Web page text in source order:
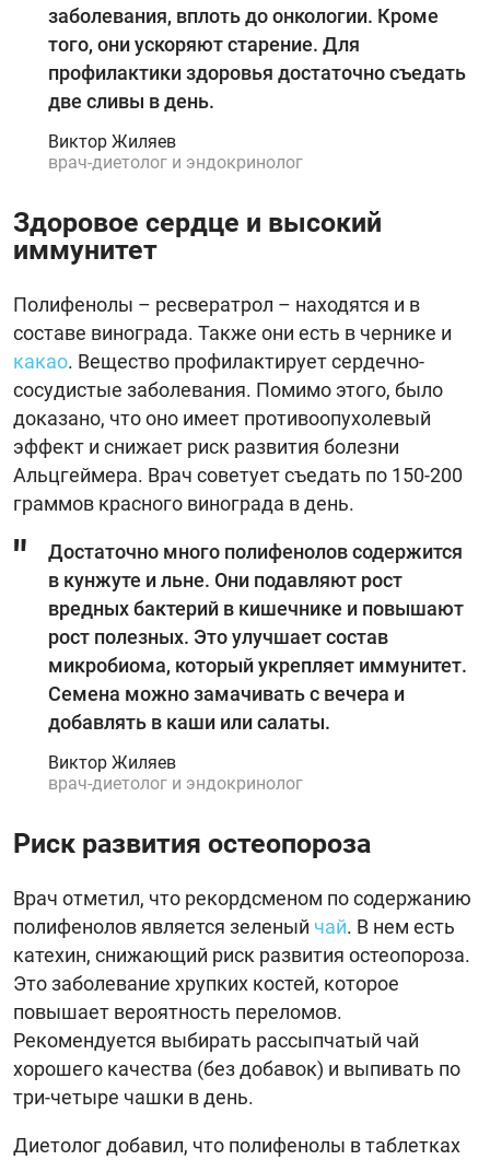
заболевания, вплоть до онкологии. Кроме
того, они ускоряют старение. Для
профилактики здоровья достаточно съедать
две сливы в день.
Виктор Жиляев
врач-диетолог и эндокринолог
Здоровое сердце и высокий
иммунитет
Полифенолы – ресвератрол – находятся и в
составе винограда. Также они есть в чернике и
какао. Вещество профилактирует сердечно-
сосудистые заболевания. Помимо этого, было
доказано, что оно имеет противоопухолевый
эффект и снижает риск развития болезни
Альцгеймера. Врач советует съедать по 150-200
граммов красного винограда в день.
Достаточно много полифенолов содержится
в кунжуте и льне. Они подавляют рост
вредных бактерий в кишечнике и повышают
рост полезных. Это улучшает состав
микробиома, который укрепляет иммунитет.
Семена можно замачивать с вечера и
добавлять в каши или салаты.
Виктор Жиляев
врач-диетолог и эндокринолог
Риск развития остеопороза
Врач отметил, что рекордсменом по содержанию
полифенолов является зеленый чай. В нем есть
катехин, снижающий риск развития остеопороза.
Это заболевание хрупких костей, которое
повышает вероятность переломов.
Рекомендуется выбирать рассыпчатый чай
хорошего качества (без добавок) и выпивать по
три-четыре чашки в день.
Диетолог добавил, что полифенолы в таблетках